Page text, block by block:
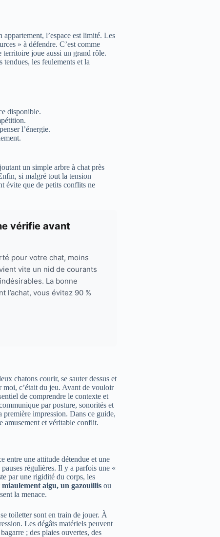
l’espace est limité. Les
» à défendre. C’est comme
joue aussi un grand rôle.
les feulements et la
disponible.
l’énergie.
un simple arbre à chat près
si malgré tout la tension
évite que de petits conflits ne
vérifie avant
pour votre chat, moins
vite un nid de courants
La bonne
l’achat, vous évitez 90 %
chatons courir, se sauter dessus et
moi, c’était du jeu. Avant de vouloir
de comprendre le contexte et
par posture, sonorités et
impression. Dans ce guide,
amusement et véritable conflit.
entre une attitude détendue et une
régulières. Il y a parfois une «
par une rigidité du corps, les
miaulement aigu, un gazouillis ou
la menace.
toiletter sont en train de jouer. À
Les dégâts matériels peuvent
; des plaies ouvertes, des